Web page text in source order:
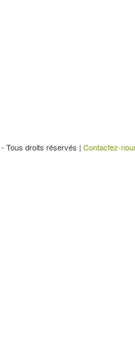
- Tous droits réservés | Contactez-